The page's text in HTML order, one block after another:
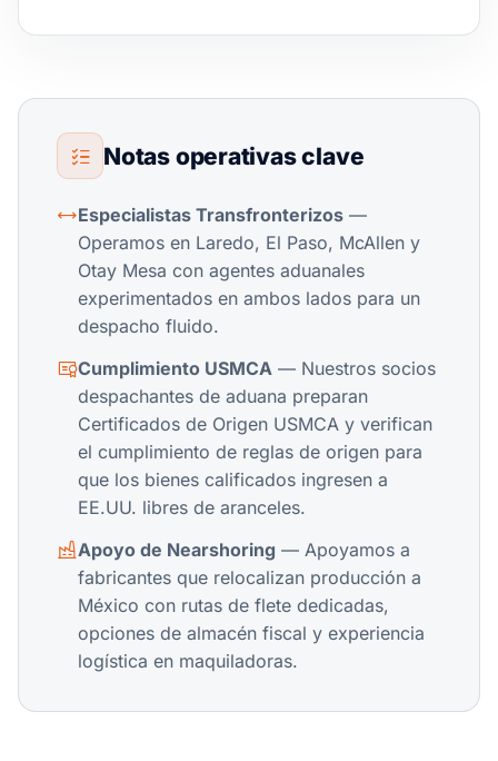
Notas operativas clave
Especialistas Transfronterizos —
Operamos en Laredo, El Paso, McAllen y
Otay Mesa con agentes aduanales
experimentados en ambos lados para un
despacho fluido.
Cumplimiento USMCA — Nuestros socios
despachantes de aduana preparan
Certificados de Origen USMCA y verifican
el cumplimiento de reglas de origen para
que los bienes calificados ingresen a
EE.UU. libres de aranceles.
Apoyo de Nearshoring — Apoyamos a
fabricantes que relocalizan producción a
México con rutas de flete dedicadas,
opciones de almacén fiscal y experiencia
logística en maquiladoras.